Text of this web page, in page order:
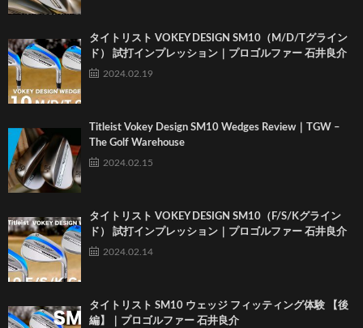
タイトリスト VOKEY DESIGN SM10（M/D/Tグライン
ド） 試打インプレッション｜プロゴルファー 石井良介
2024.02.19
Titleist Vokey Design SM10 Wedges Review｜TGW –
The Golf Warehouse
2024.02.15
タイトリスト VOKEY DESIGN SM10（F/S/Kグライン
ド） 試打インプレッション｜プロゴルファー 石井良介
2024.02.14
タイトリスト SM10 ウェッジ フィッティング体験 【後
編】｜プロゴルファー 石井良介